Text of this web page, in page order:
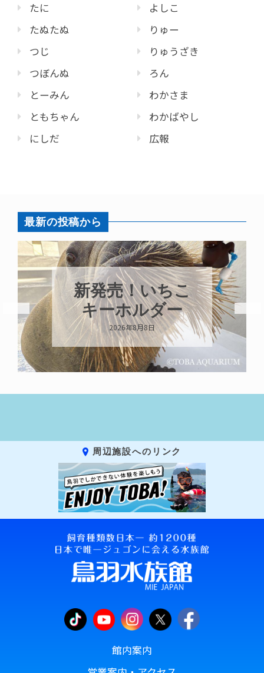
たに
たぬたぬ
つじ
つぼんぬ
とーみん
ともちゃん
にしだ
よしこ
りゅー
りゅうざき
ろん
わかさま
わかばやし
広報
最新の投稿から
新発売！いちこ
キーホルダー
2026年8月8日
周辺施設へのリンク
館内案内